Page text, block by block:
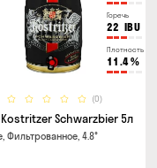
Горечь
22 IBU
Плотность
11.4%
(0)
Schwarzbier 5л
Фильтрованное, 4.8°